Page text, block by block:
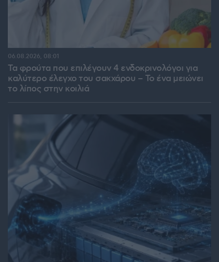
Τα φρούτα που επιλέγουν 4 ενδοκρινολόγοι για
καλύτερο έλεγχο του σακχάρου – Το ένα μειώνει
το λίπος στην κοιλιά
06.08.2026, 08:01